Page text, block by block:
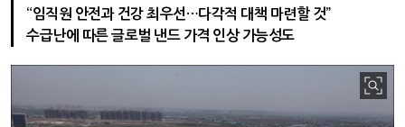
“임직원 안전과 건강 최우선…다각적 대책 마련할 것”
수급난에 따른 글로벌 낸드 가격 인상 가능성도